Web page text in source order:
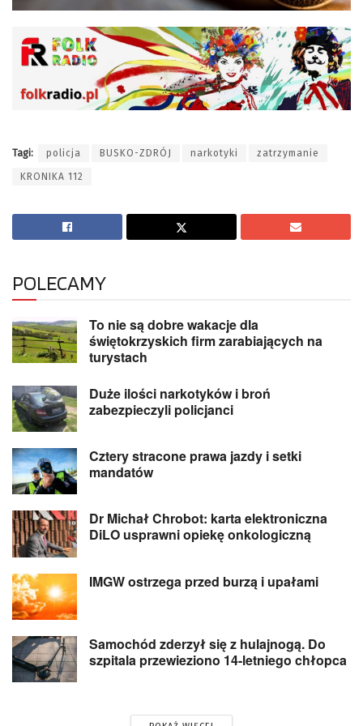
Tagi: policja BUSKO-ZDRÓJ narkotyki zatrzymanie
KRONIKA 112
POLECAMY
To nie są dobre wakacje dla
świętokrzyskich firm zarabiających na
turystach
Duże ilości narkotyków i broń
zabezpieczyli policjanci
Cztery stracone prawa jazdy i setki
mandatów
Dr Michał Chrobot: karta elektroniczna
DiLO usprawni opiekę onkologiczną
IMGW ostrzega przed burzą i upałami
Samochód zderzył się z hulajnogą. Do
szpitala przewieziono 14-letniego chłopca